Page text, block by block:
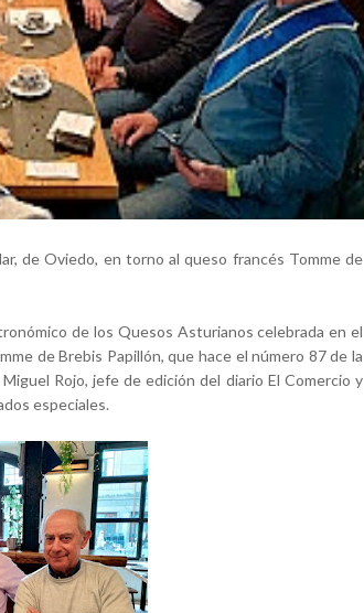
de Oviedo, en torno al queso francés Tomme de
de los Quesos Asturianos celebrada en el
de Brebis Papillón, que hace el número 87 de la
Rojo, jefe de edición del diario El Comercio y
especiales.